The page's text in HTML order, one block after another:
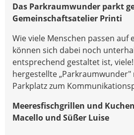
Das Parkraumwunder parkt
Gemeinschaftsatelier Printi
Wie viele Menschen passen auf
können sich dabei noch
entsprechend gestaltet ist,
hergestellte „Parkraumwunder"
Parkplatz zum
Meeresfischgrillen und
Macello und Süßer Luise